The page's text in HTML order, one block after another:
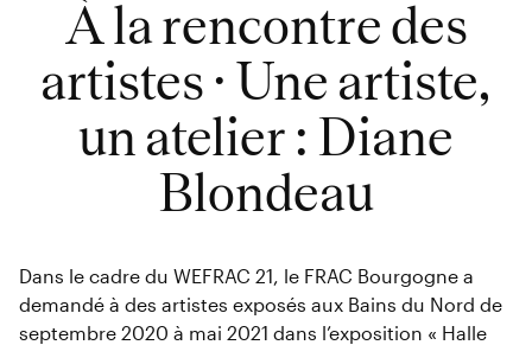
À la rencontre des
artistes · Une artiste,
un atelier : Diane
Blondeau
Dans le cadre du WEFRAC 21, le FRAC Bourgogne a
demandé à des artistes exposés aux Bains du Nord de
septembre 2020 à mai 2021 dans l’exposition « Halle